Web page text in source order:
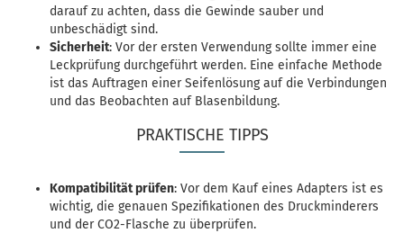
darauf zu achten, dass die Gewinde sauber und
unbeschädigt sind.
Sicherheit: Vor der ersten Verwendung sollte immer eine
Leckprüfung durchgeführt werden. Eine einfache Methode
ist das Auftragen einer Seifenlösung auf die Verbindungen
und das Beobachten auf Blasenbildung.
PRAKTISCHE TIPPS
Kompatibilität prüfen: Vor dem Kauf eines Adapters ist es
wichtig, die genauen Spezifikationen des Druckminderers
und der CO2-Flasche zu überprüfen.